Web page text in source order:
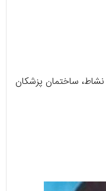
نشاط، ساختمان پزشکان